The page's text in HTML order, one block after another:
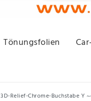
Tönungsfolien
3D-Relief-Chrome-Buchstabe Y